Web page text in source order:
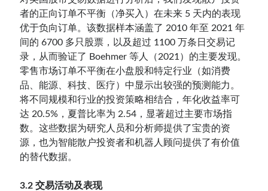
者的正向订单不平衡（净买入）在未来 5 天内的表现
优于负向订单。该数据样本涵盖了 2010 年至 2021 年
间的 6700 多只股票，以及超过 1100 万条日交易记
录，从而验证了 Boehmer 等人（2021）的主要发现。
零售市场订单不平衡在小盘股和特定行业（如消费
品、能源、科技、医疗）中显示出较强的预测能力。
将不同规模和行业的投资策略相结合，年化收益率可
达 20.5%，夏普比率为 2.54，显著超过主要市场指
数。这些数据为研究人员和分析师提供了宝贵的资
源，也为智能散户投资者和机器人顾问提供了有价值
的替代数据。
3.2 交易活动及表现